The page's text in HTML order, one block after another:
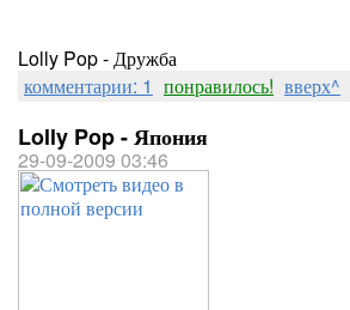
Lolly Pop - Дружба
комментарии: 1 понравилось! вверх^
Lolly Pop - Япония
29-09-2009 03:46